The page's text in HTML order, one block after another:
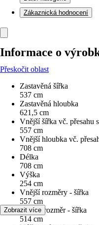
Zákaznická hodnocení
Informace o
Přeskočit oblast
Zastavěná šířka
537 cm
Zastavěná hloubka
621,5 cm
Vnější šířka vč. přesahu
557 cm
Vnější hloubka vč.
708 cm
Délka
708 cm
Výška
254 cm
Vnější rozměry - šířka
557 cm
Vnitřní rozměr - šířka
514 cm
Zobrazit více